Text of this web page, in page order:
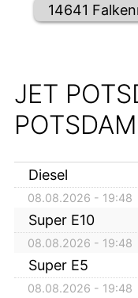
14641
JET
Diesel
08.08.2026 - 19:48
Super E10
08.08.2026 - 19:48
Super E5
08.08.2026 - 19:48